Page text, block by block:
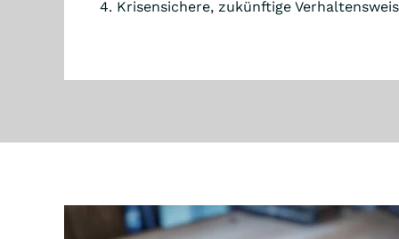
4. Krisensichere, zukünftige